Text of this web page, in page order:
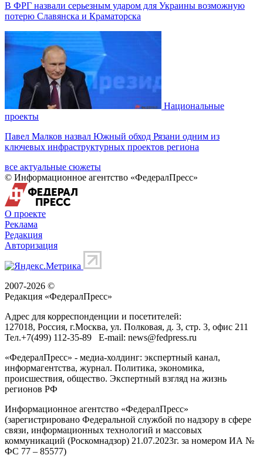
В ФРГ назвали серьезным ударом для Украины возможную
потерю Славянска и Краматорска
Национальные
проекты
Павел Малков назвал Южный обход Рязани одним из
ключевых инфраструктурных проектов региона
все актуальные сюжеты
© Информационное агентство «ФедералПресс»
О проекте
Реклама
Редакция
Авторизация
2007-2026 ©
Редакция «ФедералПресс»
Адрес для корреспонденции и посетителей:
127018, Россия, г.Москва, ул. Полковая, д. 3, стр. 3, офис 211
Тел.+7(499) 112-35-89 E-mail: news@fedpress.ru
«ФедералПресс» - медиа-холдинг: экспертный канал,
информагентства, журнал. Политика, экономика,
происшествия, общество. Экспертный взгляд на жизнь
регионов РФ
Информационное агентство «ФедералПресс»
(зарегистрировано Федеральной службой по надзору в сфере
связи, информационных технологий и массовых
коммуникаций (Роскомнадзор) 21.07.2023г. за номером ИА №
ФС 77 – 85577)